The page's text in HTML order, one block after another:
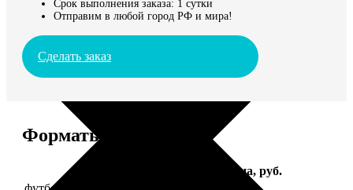
Срок выполнения заказа: 1 сутки
Отправим в любой город РФ и мира!
Сделать заказ
Форматы и цены
Цена, руб.